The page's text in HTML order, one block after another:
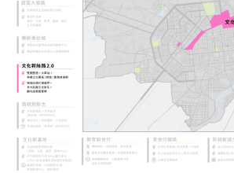
新
聞
活
動
公
告